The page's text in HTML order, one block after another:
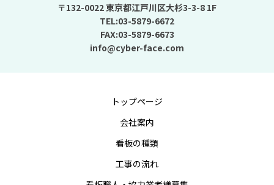
〒132-0022 東京都江戸川区大杉3-3-8 1F
TEL:03-5879-6672
FAX:03-5879-6673
info@cyber-face.com
トップページ
会社案内
看板の種類
工事の流れ